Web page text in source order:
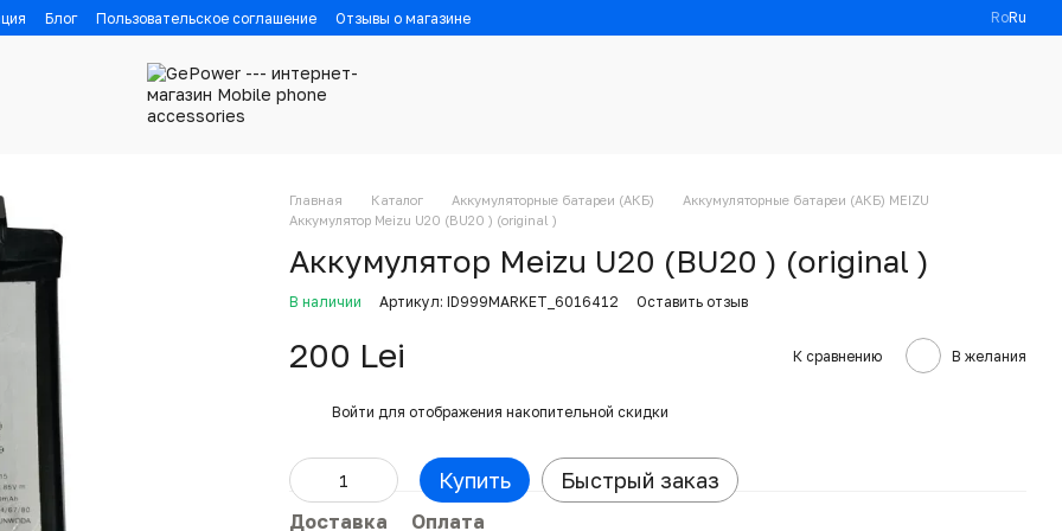
Блог Пользовательское соглашение Отзывы о магазине RoRu
Главная Каталог Аккумуляторные батареи (АКБ)
Аккумуляторные батареи (АКБ) MEIZU
Аккумулятор Meizu U20 (BU20 ) (original )
Аккумулятор Meizu U20 (BU20 ) (original )
В наличии Артикул: ID999MARKET_6016412 Оставить отзыв
200 Lei К сравнению В желания
Войти для отображения накопительной скидки
Купить Быстрый заказ
Доставка Оплата